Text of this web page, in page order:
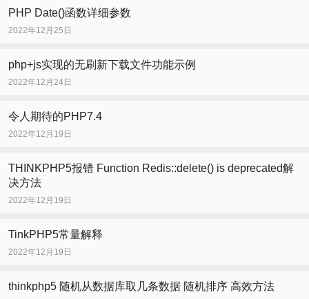
PHP Date()函数详细参数
2022年12月25日
php+js实现的无刷新下载文件功能示例
2022年12月24日
令人期待的PHP7.4
2022年12月19日
THINKPHP5报错 Function Redis::delete() is deprecated解
决方法
2022年12月19日
TinkPHP5常量解释
2022年12月19日
thinkphp5 随机从数据库取几条数据 随机排序 高效方法